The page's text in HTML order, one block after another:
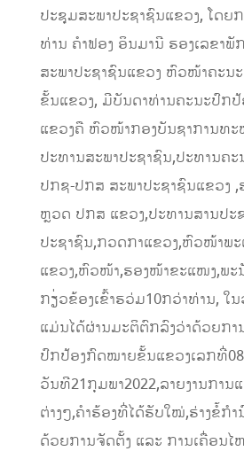
ປະຊຸມສະພາປະຊາຊົນແຂວງ, ໂດຍ
ທ່ານ ຄໍາຟອງ ອິນມານີ ຮອງເລຂາພັ
ສະພາປະຊາຊົນແຂວງ ຫົວໜ້າຄະນ
ຂັ້ນແຂວງ, ມີບັນດາທ່ານຄະນະປົກ
ແຂວງຄື ຫົວໜ້າກອງບັນຊາການທະ
ປະທານສະພາປະຊາຊົນ,ປະທານຄ
ປກຊ-ປກສ ສະພາປະຊາຊົນແຂວງ
ຫຼວດ ປກສ ແຂວງ,ປະທານສານປະ
ປະຊາຊົນ,ກວດກາແຂວງ,ຫົວໜ້າພ
ແຂວງ,ຫົວໜ້າ,ຮອງໜ້າຂະແໜງ,ພະ
ກຽ່ວຂ້ອງເຂົ້າຮວ່ມ10ກວ່າທ່ານ, ໃ
ແມ່ນໄດ້ຜ່ານມະຕິຕົກລົງວ່າດ້ວຍກາ
ປົກປ້ອງກົດໝາຍຂັ້ນແຂວງເລກທີ່
ວັນທີ21ກຸມພາ2022,ລາຍງານການ
ຕ່າງໆ,ຄໍາຮ້ອງທີ່ໄດ້ຮັບໃໝ່,ຮ່າງຂໍ້ກໍາ
ດ້ວຍການຈັດຕັ້ງ ແລະ ການເຄື່ອນໄ